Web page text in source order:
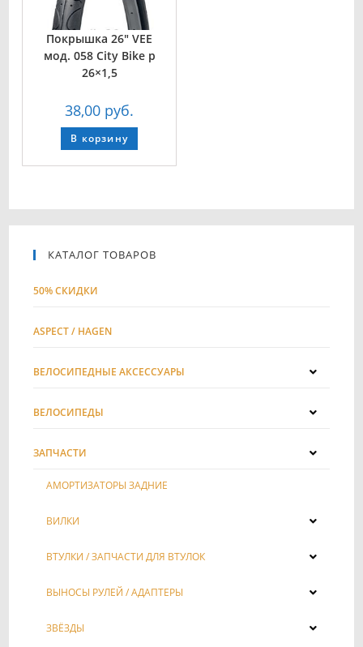
Покрышка 26″ VEE
мод. 058 City Bike р
26×1,5
38,00 руб.
В корзину
КАТАЛОГ ТОВАРОВ
50% СКИДКИ
ASPECT / HAGEN
ВЕЛОСИПЕДНЫЕ АКСЕССУАРЫ
ВЕЛОСИПЕДЫ
ЗАПЧАСТИ
АМОРТИЗАТОРЫ ЗАДНИЕ
ВИЛКИ
ВТУЛКИ / ЗАПЧАСТИ ДЛЯ ВТУЛОК
ВЫНОСЫ РУЛЕЙ / АДАПТЕРЫ
ЗВЁЗДЫ